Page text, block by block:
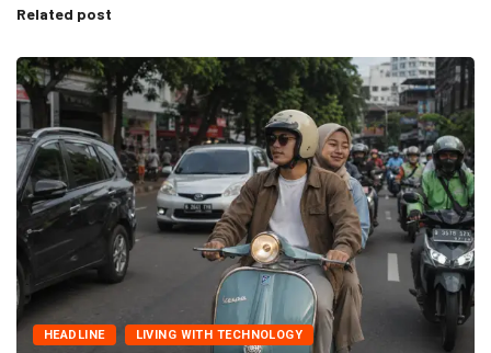
Related post
HEADLINE LIVING WITH TECHNOLOGY